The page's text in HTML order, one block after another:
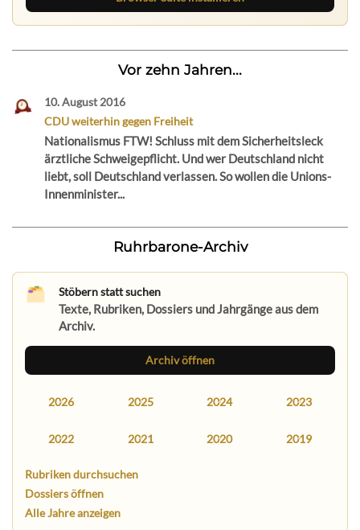
Vor zehn Jahren...
10. August 2016
CDU weiterhin gegen Freiheit
Nationalismus FTW! Schluss mit dem Sicherheitsleck
ärztliche Schweigepflicht. Und wer Deutschland nicht
liebt, soll Deutschland verlassen. So wollen die Unions-
Innenminister...
Ruhrbarone-Archiv
Stöbern statt suchen
Texte, Rubriken, Dossiers und Jahrgänge aus dem
Archiv.
Archiv öffnen
2026 2025 2024 2023
2022 2021 2020 2019
Rubriken durchsuchen
Dossiers öffnen
Alle Jahre anzeigen